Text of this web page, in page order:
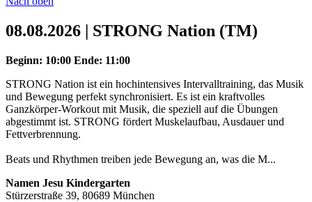
08.08.2026 | STRONG Nation (TM)
Beginn: 10:00 Ende: 11:00
STRONG Nation ist ein hochintensives Intervalltraining, das Musik
und Bewegung perfekt synchronisiert. Es ist ein kraftvolles
Ganzkörper-Workout mit Musik, die speziell auf die Übungen
abgestimmt ist. STRONG fördert Muskelaufbau, Ausdauer und
Fettverbrennung.
Beats und Rhythmen treiben jede Bewegung an, was die M...
Namen Jesu Kindergarten
Stürzerstraße 39, 80689 München